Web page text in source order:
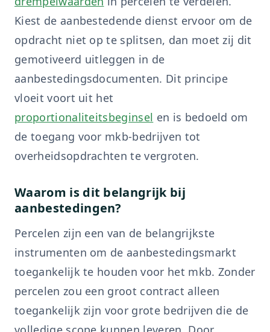
Kiest de aanbestedende dienst ervoor om de
opdracht niet op te splitsen, dan moet zij dit
gemotiveerd uitleggen in de
aanbestedingsdocumenten. Dit principe
vloeit voort uit het
proportionaliteitsbeginsel en is bedoeld om
de toegang voor mkb-bedrijven tot
overheidsopdrachten te vergroten.
Waarom is dit belangrijk bij
aanbestedingen?
Percelen zijn een van de belangrijkste
instrumenten om de aanbestedingsmarkt
toegankelijk te houden voor het mkb. Zonder
percelen zou een groot contract alleen
toegankelijk zijn voor grote bedrijven die de